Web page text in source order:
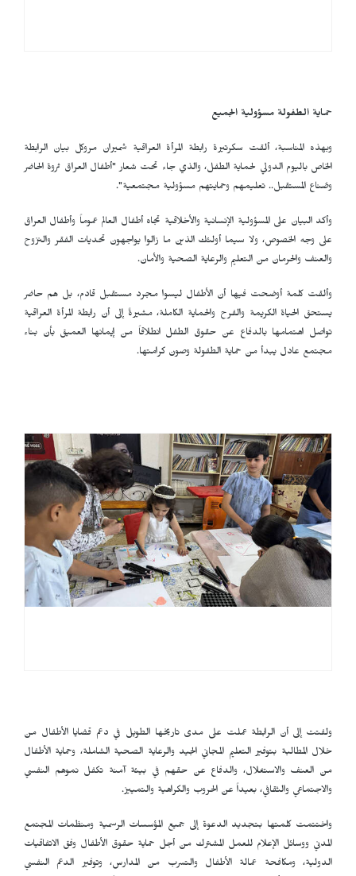
حماية الطفولة مسؤولية الجميع
وبهذه المناسبة، ألقت سكرتيرة رابطة المرأة العراقية شميران مروكل بيان الرابطة
الخاص باليوم الدولي لحماية الطفل، والذي جاء تحت شعار "أطفال العراق ثروة الحاضر
وصُناع المستقبل.. تعليمهم وحمايتهم مسؤولية مجتمعية".
وأكد البيان على المسؤولية الإنسانية والأخلاقية تجاه أطفال العالم عموماً وأطفال العراق
على وجه الخصوص، ولا سيما أولئك الذين ما زالوا يواجهون تحديات الفقر والنزوح
والعنف والحرمان من التعليم والرعاية الصحية والأمان.
وألقت كلمة أوضحت فيها أن الأطفال ليسوا مجرد مستقبل قادم، بل هم حاضر
يستحق الحياة الكريمة والفرح والحماية الكاملة، مشيرةً إلى أن رابطة المرأة العراقية
تواصل اهتمامها بالدفاع عن حقوق الطفل انطلاقاً من إيمانها العميق بأن بناء
مجتمع عادل يبدأ من حماية الطفولة وصون كرامتها.
ولفتت إلى أن الرابطة عملت على مدى تاريخها الطويل في دعم قضايا الأطفال من
خلال المطالبة بتوفير التعليم المجاني الجيد والرعاية الصحية الشاملة، وحماية الأطفال
من العنف والاستغلال، والدفاع عن حقهم في بيئة آمنة تكفل نموهم النفسي
والاجتماعي والثقافي، بعيداً عن الحروب والكراهية والتمييز.
واختتمت كلمتها بتجديد الدعوة إلى جميع المؤسسات الرسمية ومنظمات المجتمع
المدني ووسائل الإعلام للعمل المشترك من أجل حماية حقوق الأطفال وفق الاتفاقيات
الدولية، ومكافحة عمالة الأطفال والتسرب من المدارس، وتوفير الدعم النفسي